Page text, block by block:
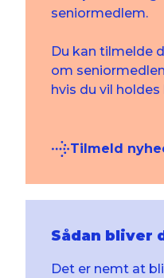
seniormedlem.
Du kan tilmelde
om
hvis du vil
Tilmeld
Sådan bliver
Det er nemt at